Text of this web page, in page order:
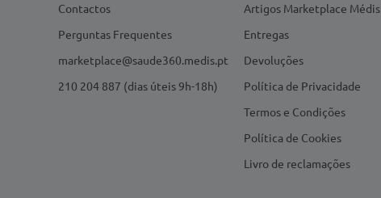
Contactos
Perguntas Frequentes
marketplace@saude360.medis.pt
210 204 887 (dias úteis 9h-18h)
Artigos Marketplace Médis
Entregas
Devoluções
Política de Privacidade
Termos e Condições
Política de Cookies
Livro de reclamações